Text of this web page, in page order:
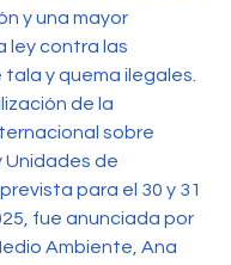
y una mayor
ley contra las
y quema ilegales.
de la
sobre
Unidades de
para el 30 y 31
fue anunciada por
Ambiente, Ana